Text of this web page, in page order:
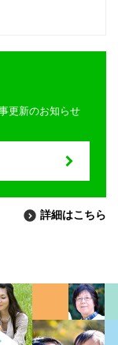
更新のお知らせ
詳細はこちら